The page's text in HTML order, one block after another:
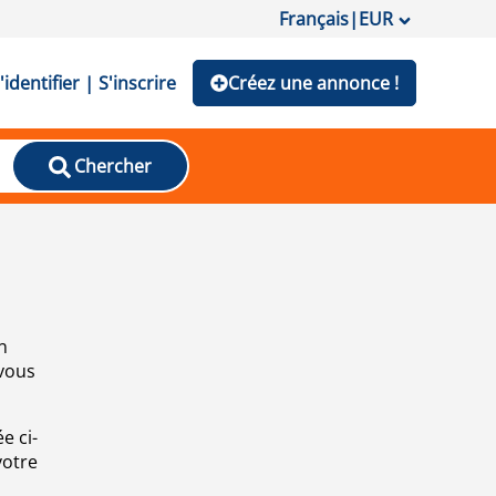
Français|EUR
| S'inscrire Créez une annonce !
Chercher
ci-